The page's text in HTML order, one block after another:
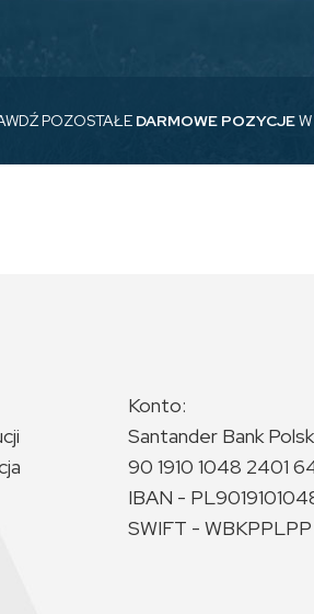
POZOSTAŁE DARMOWE POZYCJE
Konto:
Santander Bank
90 1910 1048 2401
IBAN -
SWIFT - WBKPPLPP